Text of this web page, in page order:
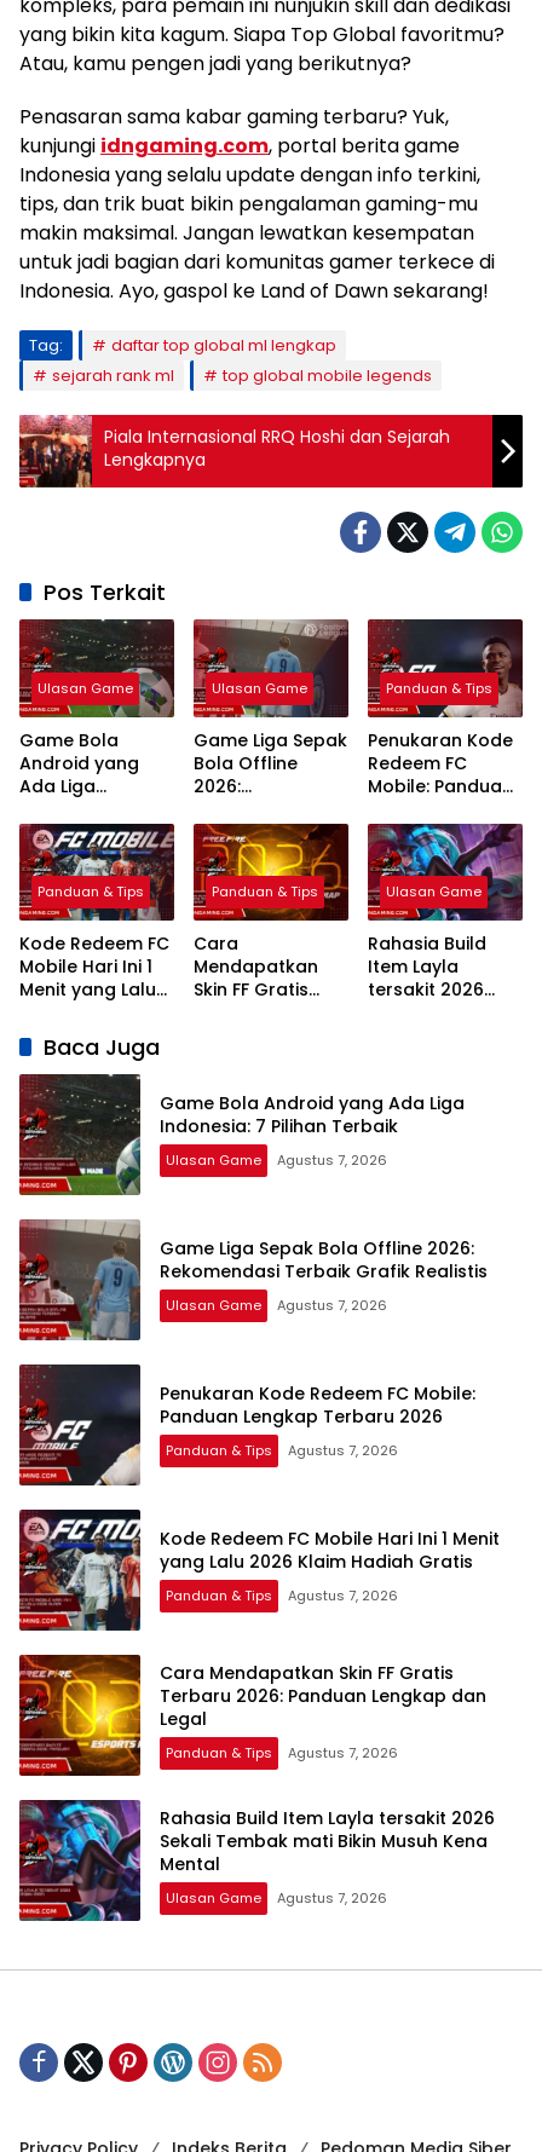
kompleks, para pemain ini nunjukin skill dan dedikasi
yang bikin kita kagum. Siapa Top Global favoritmu?
Atau, kamu pengen jadi yang berikutnya?
Penasaran sama kabar gaming terbaru? Yuk,
kunjungi idngaming.com, portal berita game
Indonesia yang selalu update dengan info terkini,
tips, dan trik buat bikin pengalaman gaming-mu
makin maksimal. Jangan lewatkan kesempatan
untuk jadi bagian dari komunitas gamer terkece di
Indonesia. Ayo, gaspol ke Land of Dawn sekarang!
Tag:
daftar top global ml lengkap
sejarah rank ml
top global mobile legends
Piala Internasional RRQ Hoshi dan Sejarah
Lengkapnya
Pos Terkait
Ulasan Game
Game Bola
Android yang
Ada Liga
Pilihan Terbaik
Ulasan Game
Game Liga Sepak
Bola Offline
2026:
Terbaik Grafik
Realistis
Panduan & Tips
Penukaran Kode
Redeem FC
Mobile: Panduan
2026
Panduan & Tips
Kode Redeem FC
Mobile Hari Ini 1
Menit yang Lalu
Hadiah Gratis
Panduan & Tips
Cara
Mendapatkan
Skin FF Gratis
Ulasan Game
Rahasia Build
Item Layla
tersakit 2026
Baca Juga
Game Bola Android yang Ada Liga
Indonesia: 7 Pilihan Terbaik
Ulasan Game Agustus 7, 2026
Game Liga Sepak Bola Offline 2026:
Rekomendasi Terbaik Grafik Realistis
Ulasan Game Agustus 7, 2026
Penukaran Kode Redeem FC Mobile:
Panduan Lengkap Terbaru 2026
Panduan & Tips Agustus 7, 2026
Kode Redeem FC Mobile Hari Ini 1 Menit
yang Lalu 2026 Klaim Hadiah Gratis
Panduan & Tips Agustus 7, 2026
Cara Mendapatkan Skin FF Gratis
Terbaru 2026: Panduan Lengkap dan
Legal
Panduan & Tips Agustus 7, 2026
Rahasia Build Item Layla tersakit 2026
Sekali Tembak mati Bikin Musuh Kena
Mental
Ulasan Game Agustus 7, 2026